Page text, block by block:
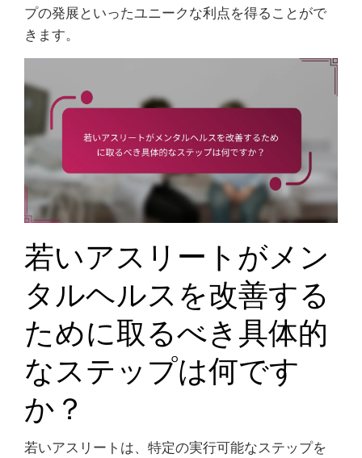
プの発展といったユニークな利点を得ることがで
きます。
若いアスリートがメン
タルヘルスを改善する
ために取るべき具体的
なステップは何です
か？
若いアスリートは、特定の実行可能なステップを